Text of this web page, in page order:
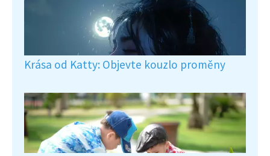
Krása od Katty: Objevte kouzlo proměny